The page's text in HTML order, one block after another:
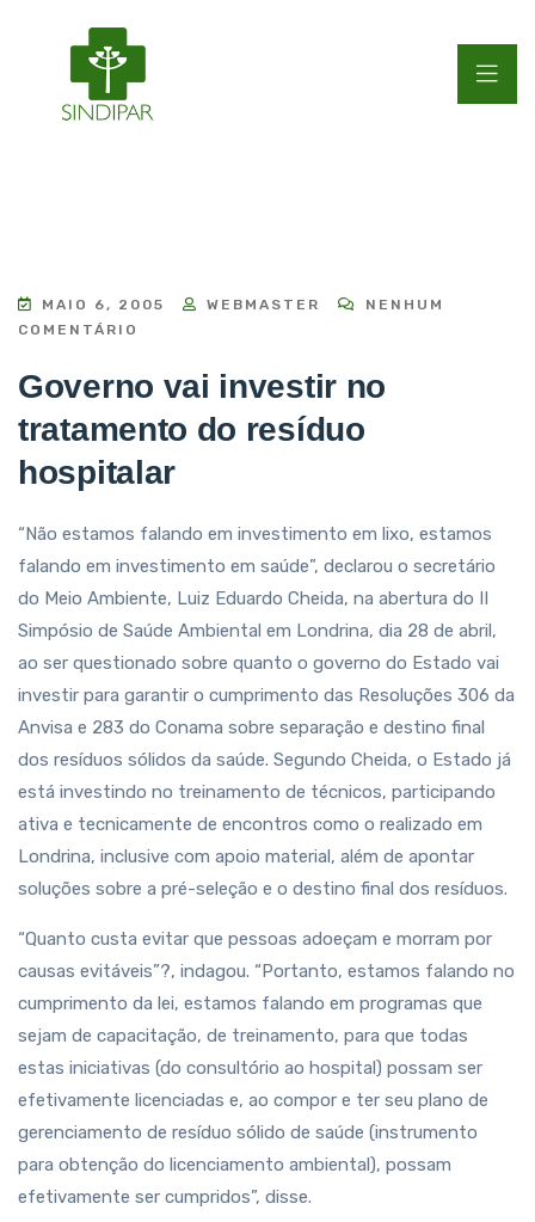
MAIO 6, 2005 WEBMASTER
NENHUM
COMENTÁRIO
Governo vai investir no
tratamento do resíduo
hospitalar
“Não estamos falando em investimento em lixo, estamos
falando em investimento em saúde”, declarou o secretário
do Meio Ambiente, Luiz Eduardo Cheida, na abertura do II
Simpósio de Saúde Ambiental em Londrina, dia 28 de abril,
ao ser questionado sobre quanto o governo do Estado vai
investir para garantir o cumprimento das Resoluções 306 da
Anvisa e 283 do Conama sobre separação e destino final
dos resíduos sólidos da saúde. Segundo Cheida, o Estado já
está investindo no treinamento de técnicos, participando
ativa e tecnicamente de encontros como o realizado em
Londrina, inclusive com apoio material, além de apontar
soluções sobre a pré-seleção e o destino final dos resíduos.
“Quanto custa evitar que pessoas adoeçam e morram por
causas evitáveis”?, indagou. “Portanto, estamos falando no
cumprimento da lei, estamos falando em programas que
sejam de capacitação, de treinamento, para que todas
estas iniciativas (do consultório ao hospital) possam ser
efetivamente licenciadas e, ao compor e ter seu plano de
gerenciamento de resíduo sólido de saúde (instrumento
para obtenção do licenciamento ambiental), possam
efetivamente ser cumpridos”, disse.